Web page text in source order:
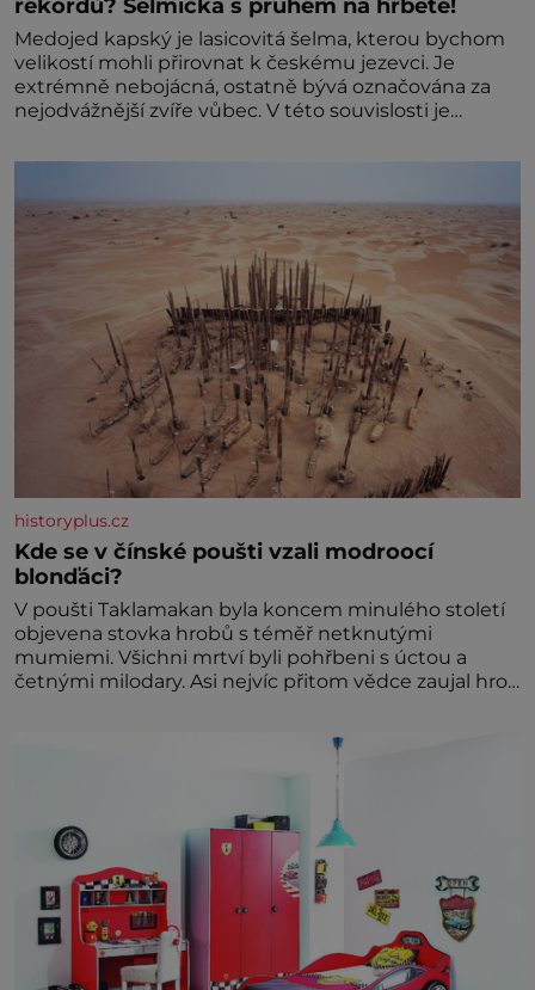
rekordů? Šelmička s pruhem na hřbetě!
Medojed kapský je lasicovitá šelma, kterou bychom
velikostí mohli přirovnat k českému jezevci. Je
extrémně nebojácná, ostatně bývá označována za
nejodvážnější zvíře vůbec. V této souvislosti je
historyplus.cz
Kde se v čínské poušti vzali modroocí
blonďáci?
V poušti Taklamakan byla koncem minulého století
objevena stovka hrobů s téměř netknutými
mumiemi. Všichni mrtví byli pohřbeni s úctou a
četnými milodary. Asi nejvíc přitom vědce zaujal hrob
dávných lidí nesmírně dobře zachovalá, přičítají
odborníci zdejším klimatickým podmínkám. Sucho,